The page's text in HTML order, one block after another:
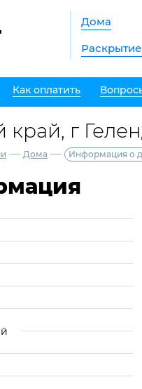
Дома
Как оплатить
г
— Дома — Информация о